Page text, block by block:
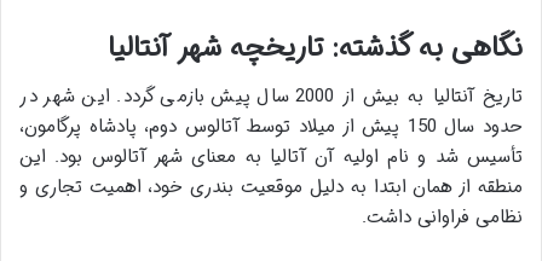
نگاهی به گذشته: تاریخچه شهر آنتالیا
تاریخ آنتالیا به بیش از 2000 سال پیش بازمی گردد. این شهر در
حدود سال 150 پیش از میلاد توسط آتالوس دوم، پادشاه پرگامون،
تأسیس شد و نام اولیه آن آتالیا به معنای شهر آتالوس بود. این
منطقه از همان ابتدا به دلیل موقعیت بندری خود، اهمیت تجاری و
نظامی فراوانی داشت.